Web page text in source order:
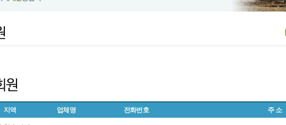
지역 업체명 전화번호 주 소